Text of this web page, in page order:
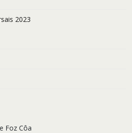
2023
Foz Côa